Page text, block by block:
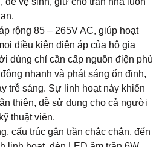
đến một trải nghiệm sử dụng
hiện đại
mọi ngôi nhà Việt.
Pháp Chiếu Sáng Bền Bỉ
ánh áng 4000K được chế tạo từ
cấp với cấu trúc rãnh tản nhiệt